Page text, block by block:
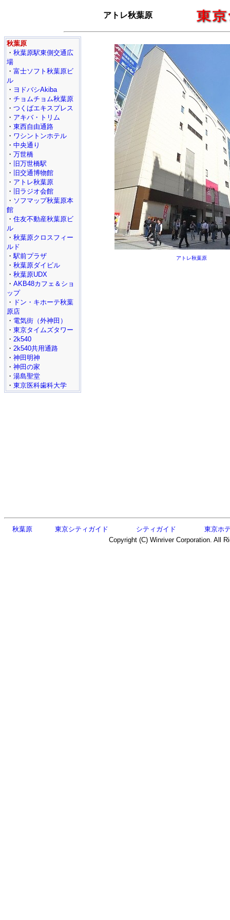
アトレ秋葉原
秋葉原
・ 秋葉原駅東側交通広
場
・ 富士ソフト秋葉原ビ
ル
・ ヨドバシAkiba
・ チョムチョム秋葉原
・ つくばエキスプレス
・ アキバ・トリム
・ 東西自由通路
・ ワシントンホテル
・ 中央通り
・ 万世橋
・
旧万世橋駅
・
旧交通博物館
・ アトレ秋葉原
・
旧ラジオ会館
・ ソフマップ秋葉原本
館
・ 住友不動産秋葉原ビ
ル
・ 秋葉原クロスフィー
ルド
・駅前プラザ
・ 秋葉原ダイビル
・ 秋葉原UDX
・ AKB48カフェ＆ショ
ップ
・ ドン・キホーテ秋葉
原店
・ 電気街（外神田）
・ 東京タイムズタワー
・ 2k540
・ 2k540共用通路
・ 神田明神
・ 神田の家
・ 湯島聖堂
・ 東京医科歯科大学
アトレ秋葉原
秋葉原 東京シティガイド シティガイド
東京ホ
Copyright (C) Winriver Corporation. All